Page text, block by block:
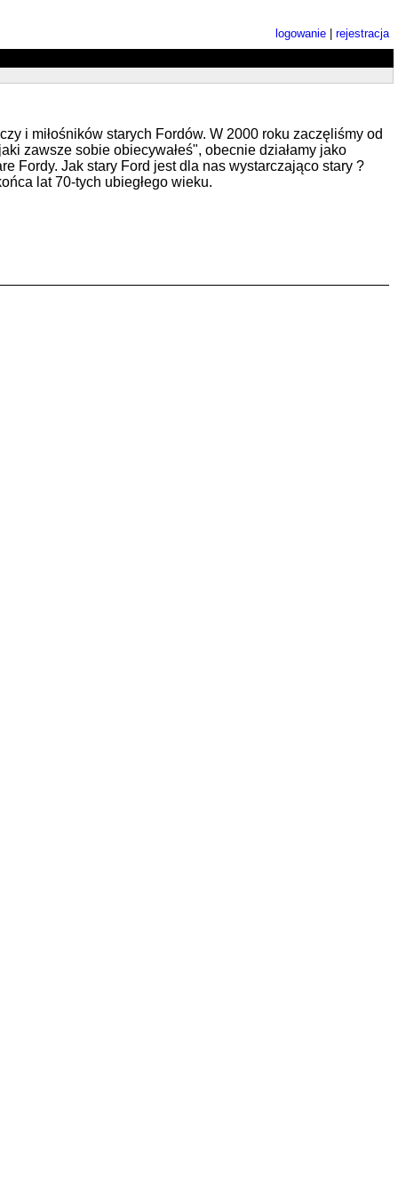
logowanie rejestracja
i miłośników starych Fordów. W 2000 roku zaczęliśmy od
zawsze sobie obiecywałeś", obecnie działamy jako
Fordy. Jak stary Ford jest dla nas wystarczająco stary ?
lat 70-tych ubiegłego wieku.